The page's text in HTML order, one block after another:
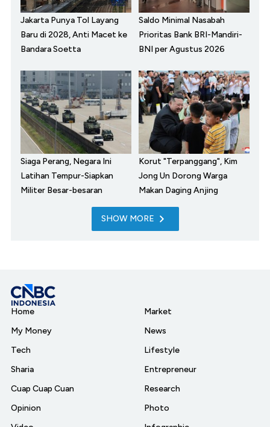
Jakarta Punya Tol Layang
Baru di 2028, Anti Macet ke
Bandara Soetta
Saldo Minimal Nasabah
Prioritas Bank BRI-Mandiri-
BNI per Agustus 2026
Siaga Perang, Negara Ini
Latihan Tempur-Siapkan
Militer Besar-besaran
Korut "Terpanggang", Kim
Jong Un Dorong Warga
Makan Daging Anjing
SHOW MORE
Home
My Money
Tech
Sharia
Cuap Cuap Cuan
Opinion
Market
News
Lifestyle
Entrepreneur
Research
Photo